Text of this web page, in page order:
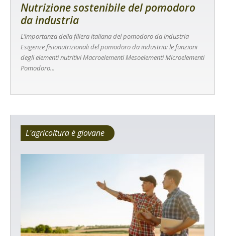
Nutrizione sostenibile del pomodoro
da industria
L’importanza della filiera italiana del pomodoro da industria
Esigenze fisionutrizionali del pomodoro da industria: le funzioni
degli elementi nutritivi Macroelementi Mesoelementi Microelementi
Pomodoro...
L'agricoltura è giovane